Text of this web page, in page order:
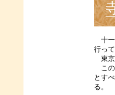
十一
行っ
東京
この
とす
る。